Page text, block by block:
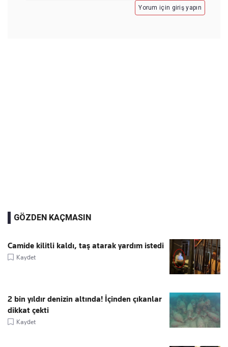
Yorum için giriş yapın
GÖZDEN KAÇMASIN
Camide kilitli kaldı, taş atarak yardım istedi
Kaydet
2 bin yıldır denizin altında! İçinden çıkanlar
dikkat çekti
Kaydet